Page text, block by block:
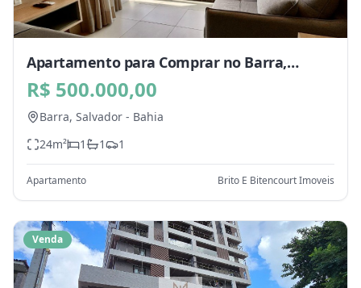
Apartamento para Comprar no Barra,
Salvador - BA
R$ 500.000,00
Barra, Salvador - Bahia
24m² 1 1 1
Apartamento Brito E Bitencourt Imoveis
Venda